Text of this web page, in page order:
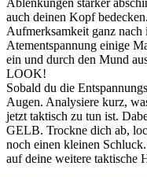
Ablenkungen stärker
auch deinen Kopf
Aufmerksamkeit ganz
Atementspannung einige
ein und durch den Mund
LOOK!
Sobald du die
Augen. Analysiere kurz,
jetzt taktisch zu tun ist.
GELB. Trockne dich ab,
noch einen kleinen
auf deine weitere taktische